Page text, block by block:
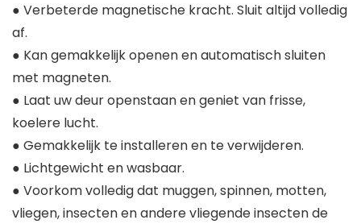
● Verbeterde magnetische kracht. Sluit altijd volledig
af.
● Kan gemakkelijk openen en automatisch sluiten
met magneten.
● Laat uw deur openstaan en geniet van frisse,
koelere lucht.
● Gemakkelijk te installeren en te verwijderen.
● Lichtgewicht en wasbaar.
● Voorkom volledig dat muggen, spinnen, motten,
vliegen, insecten en andere vliegende insecten de